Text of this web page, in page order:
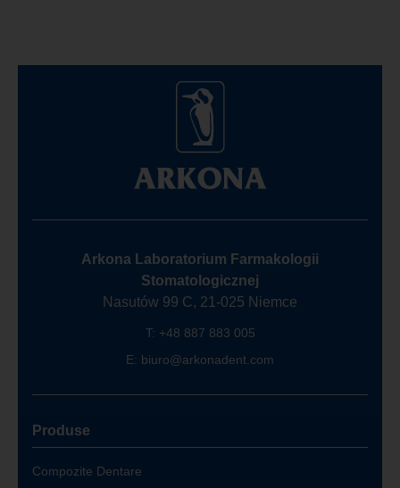
Arkona Laboratorium Farmakologii
Stomatologicznej
Nasutów 99 C, 21-025 Niemce
T: +48 887 883 005
E: biuro@arkonadent.com
Produse
Compozite Dentare